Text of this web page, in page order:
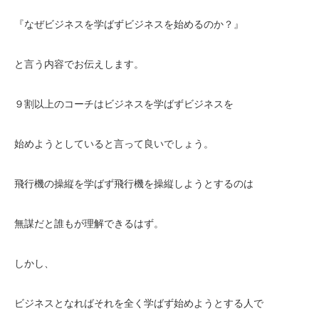
『なぜビジネスを学ばずビジネスを始めるのか？』
と言う内容でお伝えします。
９割以上のコーチはビジネスを学ばずビジネスを
始めようとしていると言って良いでしょう。
飛行機の操縦を学ばず飛行機を操縦しようとするのは
無謀だと誰もが理解できるはず。
しかし、
ビジネスとなればそれを全く学ばず始めようとする人で